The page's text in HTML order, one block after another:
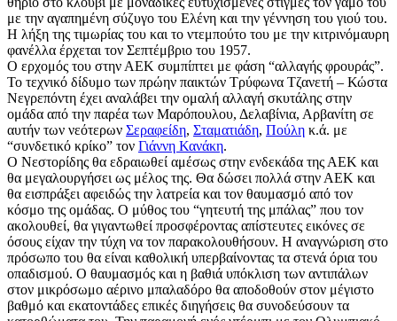
με την αγαπημένη σύζυγο του Ελένη και την γέννηση του γιού του.
Η λήξη της τιμωρίας του και το ντεμπούτο του με την κιτρινόμαυρη
φανέλλα έρχεται τον Σεπτέμβριο του 1957.
Ο ερχομός του στην ΑΕΚ συμπίπτει με φάση “αλλαγής φρουράς”.
Το τεχνικό δίδυμο των πρώην παικτών Τρύφωνα Τζανετή – Κώστα
Νεγρεπόντη έχει αναλάβει την ομαλή αλλαγή σκυτάλης στην
ομάδα από την παρέα των Μαρόπουλου, Δελαβίνια, Αρβανίτη σε
αυτήν των νεότερων Σεραφείδη, Σταματιάδη, Πούλη κ.ά. με
“συνδετικό κρίκο” τον Γιάννη Κανάκη.
Ο Νεστορίδης θα εδραιωθεί αμέσως στην ενδεκάδα της ΑΕΚ και
θα μεγαλουργήσει ως μέλος της. Θα δώσει πολλά στην ΑΕΚ και
θα εισπράξει αφειδώς την λατρεία και τον θαυμασμό από τον
κόσμο της ομάδας. Ο μύθος του “γητευτή της μπάλας” που τον
ακολουθεί, θα γιγαντωθεί προσφέροντας απίστευτες εικόνες σε
όσους είχαν την τύχη να τον παρακολουθήσουν. Η αναγνώριση στο
πρόσωπο του θα είναι καθολική υπερβαίνοντας τα στενά όρια του
οπαδισμού. Ο θαυμασμός και η βαθιά υπόκλιση των αντιπάλων
στον μικρόσωμο αέρινο μπαλαδόρο θα αποδοθούν στον μέγιστο
βαθμό και εκατοντάδες επικές διηγήσεις θα συνοδεύσουν τα